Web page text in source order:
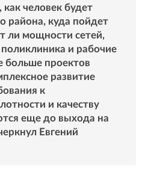
человек будет
района, куда пойдет
ли мощности сетей,
поликлиника и рабочие
больше проектов
развитие
к
и качеству
еще до выхода на
Евгений